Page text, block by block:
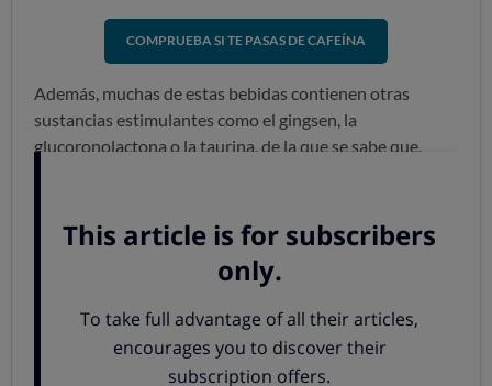
COMPRUEBA SI TE PASAS DE CAFEÍNA
Además, muchas de estas bebidas contienen otras
sustancias estimulantes como el gingsen, la
glucoronolactona o la taurina, de la que se sabe que,
El peligro de la "borrachera despierta"
informe Estudes sobre el consumo de
2023 el 47,7% de los adolescentes entre 14 y 18
consumieronestas bebidasen el último mes,cifra